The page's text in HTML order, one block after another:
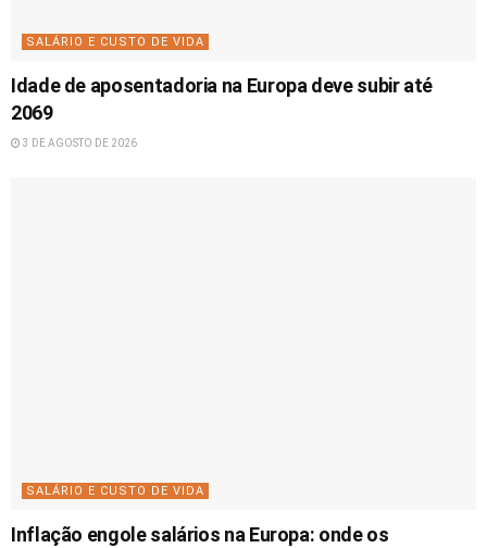
SALÁRIO E CUSTO DE VIDA
Idade de aposentadoria na Europa deve subir até
2069
3 DE AGOSTO DE 2026
SALÁRIO E CUSTO DE VIDA
Inflação engole salários na Europa: onde os